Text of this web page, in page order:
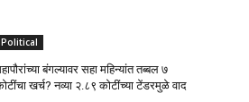
Political
बंगल्यावर सहा महिन्यांत तब्बल ७
खर्च? नव्या २.८९ कोटींच्या टेंडरमुळे वाद